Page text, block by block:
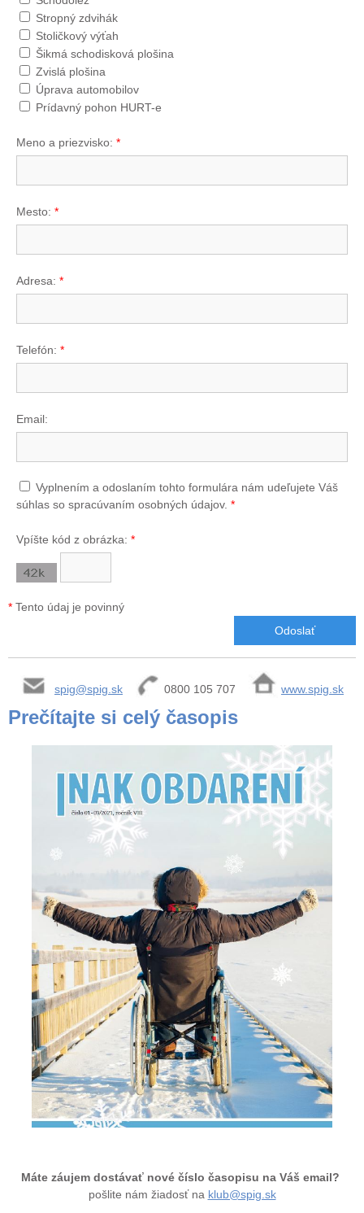
Stropný zdvihák
Stoličkový výťah
Šikmá schodisková plošina
Zvislá plošina
Úprava automobilov
Prídavný pohon HURT-e
Meno a priezvisko: *
Mesto: *
Adresa: *
Telefón: *
Email:
Vyplnením a odoslaním tohto formulára nám udeľujete Váš
súhlas so spracúvaním osobných údajov. *
Vpíšte kód z obrázka: *
* Tento údaj je povinný
spig@spig.sk 0800 105 707 www.spig.sk
Prečítajte si celý časopis
Máte záujem dostávať nové číslo časopisu na Váš email?
pošlite nám žiadosť na klub@spig.sk